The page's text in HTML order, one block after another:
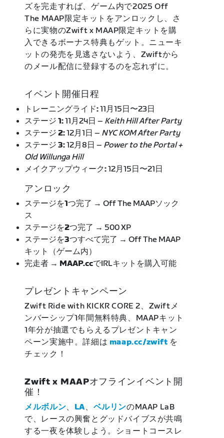
ズを完走すれば、ゲーム内で2025 Off
The MAAP限定キットをアンロックし、さ
らに実物のZwift x MAAP限定キットを購
入できるボーナス特典もゲット。ニューキ
ットの発売を見逃さないよう、Zwiftから
のメール配信に登録するのを忘れずに。
イベント開催日程
トレーニングライド:11月15日〜23日
ステージ 1:11月24日 – Keith Hill After Party
ステージ 2:12月1日 – NYC KOM After Party
ステージ 3:12月8日 – Power to the Portal +
Old Willunga Hill
メイクアップウィーク:12月15日〜21日
アンロック
ステージを1つ完了 →Off The MAAPソック
ス
ステージを2つ完了 → 500 XP
ステージを3つすべて完了 →Off The MAAP
キット（ゲーム内）
完走者 → MAAP.ccでIRLキットを購入可能
プレゼントキャンペーン
Zwift Ride with KICKR CORE 2、Zwiftメ
ンバーシップ1年間無料特典、MAAPキット
1年分が抽選でもらえるプレゼントキャン
ペーン実施中。詳細は maap.cc/zwift を
チェック！
Zwift x MAAPオフラインイベント開
催！
メルボルン、 LA、 ベルリンのMAAP LaB
で、レースの興奮とグッドバイブスが共鳴
する一夜を体験しよう。ショートコースレ